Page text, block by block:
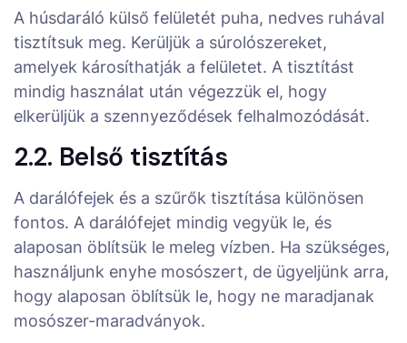
A húsdaráló külső felületét puha, nedves ruhával
tisztítsuk meg. Kerüljük a súrolószereket,
amelyek károsíthatják a felületet. A tisztítást
mindig használat után végezzük el, hogy
elkerüljük a szennyeződések felhalmozódását.
2.2. Belső tisztítás
A darálófejek és a szűrők tisztítása különösen
fontos. A darálófejet mindig vegyük le, és
alaposan öblítsük le meleg vízben. Ha szükséges,
használjunk enyhe mosószert, de ügyeljünk arra,
hogy alaposan öblítsük le, hogy ne maradjanak
mosószer-maradványok.